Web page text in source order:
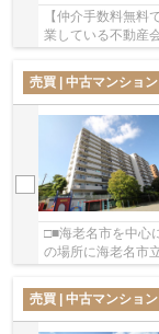
【仲介手数料無
業している不動産
売買 | 中古マンション
□■海老名市を中心
の場所に海老名市
売買 | 中古マンション